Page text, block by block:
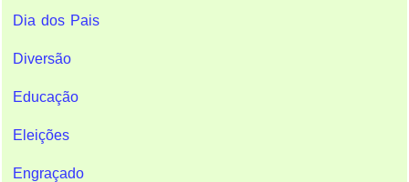
Dia dos Pais
Diversão
Educação
Eleições
Engraçado